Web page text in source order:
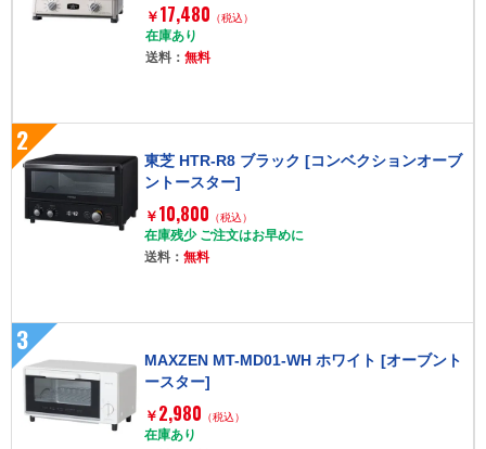
￥ 17,480 （税込）
在庫あり
送料：無料
2
東芝 HTR-R8 ブラック [コンベクションオーブ
ントースター]
￥ 10,800 （税込）
在庫残少 ご注文はお早めに
送料：無料
3
MAXZEN MT-MD01-WH ホワイト [オーブント
ースター]
￥ 2,980 （税込）
在庫あり